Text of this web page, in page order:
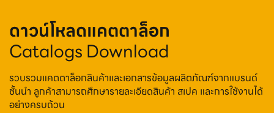
ดาวน์โหลดแคตตาล็อก
Catalogs Download
รวบรวมแคตตาล็อกสินค้าและเอกสารข้อมูลผลิตภัณฑ์จากแบรนด์
ชั้นนำ ลูกค้าสามารถศึกษารายละเอียดสินค้า สเปค และการใช้งานได้
อย่างครบถ้วน